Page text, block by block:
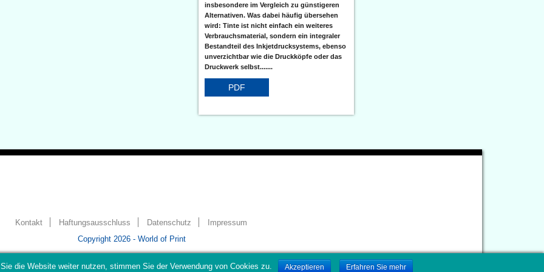
insbesondere im Vergleich zu günstigeren
Alternativen. Was dabei häufig übersehen
wird: Tinte ist nicht einfach ein weiteres
Verbrauchsmaterial, sondern ein integraler
Bestandteil des Inkjetdrucksystems, ebenso
unverzichtbar wie die Druckköpfe oder das
Druckwerk selbst.......
PDF
Kontakt Haftungsausschluss Datenschutz
Impressum
Copyright 2026 - World of Print
die Website weiter nutzen, stimmen Sie der Verwendung von Cookies zu. Akzeptieren Erfahren Sie mehr